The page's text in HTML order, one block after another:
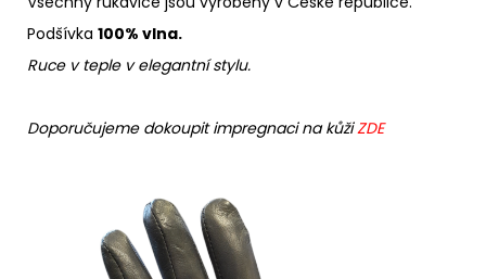
Podšívka 100% vlna.
Ruce v teple v elegantní stylu.
Doporučujeme dokoupit impregnaci na kůžiZDE